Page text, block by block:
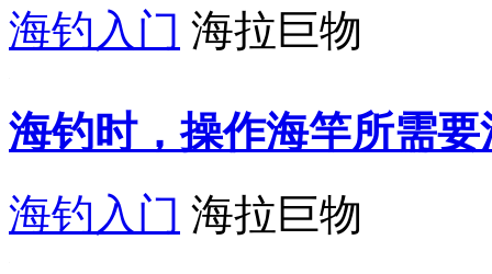
海钓入门 海拉巨物
海钓时，操作海竿所需
海钓入门 海拉巨物